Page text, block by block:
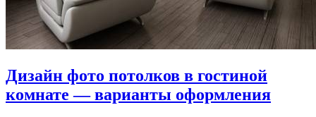
Дизайн фото потолков в гостиной
комнате — варианты оформления